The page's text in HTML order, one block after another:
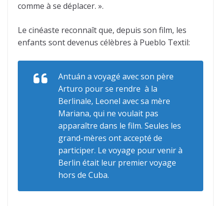
comme à se déplacer. ».
Le cinéaste reconnaît que, depuis son film, les
enfants sont devenus célèbres à Pueblo Textil:
Antuán a voyagé avec son père
Arturo pour se rendre à la
Berlinale, Leonel avec sa mère
Mariana, qui ne voulait pas
apparaître dans le film. Seules les
grand-mères ont accepté de
participer. Le voyage pour venir à
Berlin était leur premier voyage
hors de Cuba.